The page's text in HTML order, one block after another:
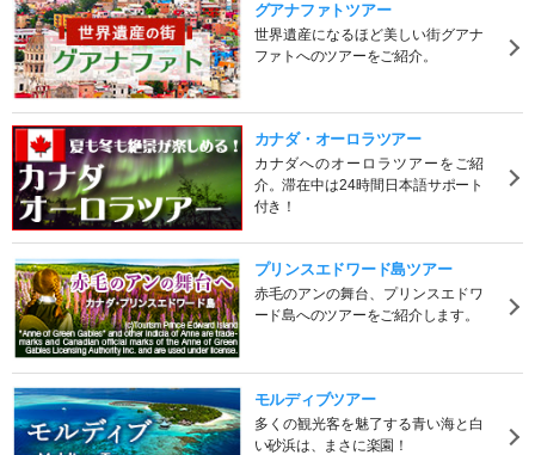
グアナファトツアー
世界遺産になるほど美しい街グアナ
ファトへのツアーをご紹介。
カナダ・オーロラツアー
カナダへのオーロラツアーをご紹
介。滞在中は24時間日本語サポート
付き！
プリンスエドワード島ツアー
赤毛のアンの舞台、プリンスエドワ
ード島へのツアーをご紹介します。
モルディブツアー
多くの観光客を魅了する青い海と白
い砂浜は、まさに楽園！